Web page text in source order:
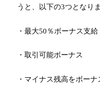
うと、以下の3つとなりま
・最大50％ボーナス支給
・取引可能ボーナス
・マイナス残高をボー